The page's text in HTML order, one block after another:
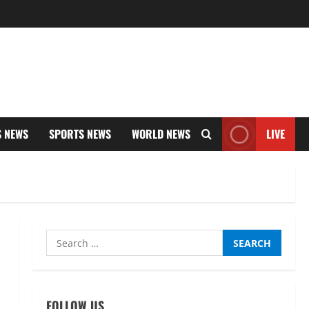
SPORTS NEWS WORLD NEWS LIVE
Search
for: